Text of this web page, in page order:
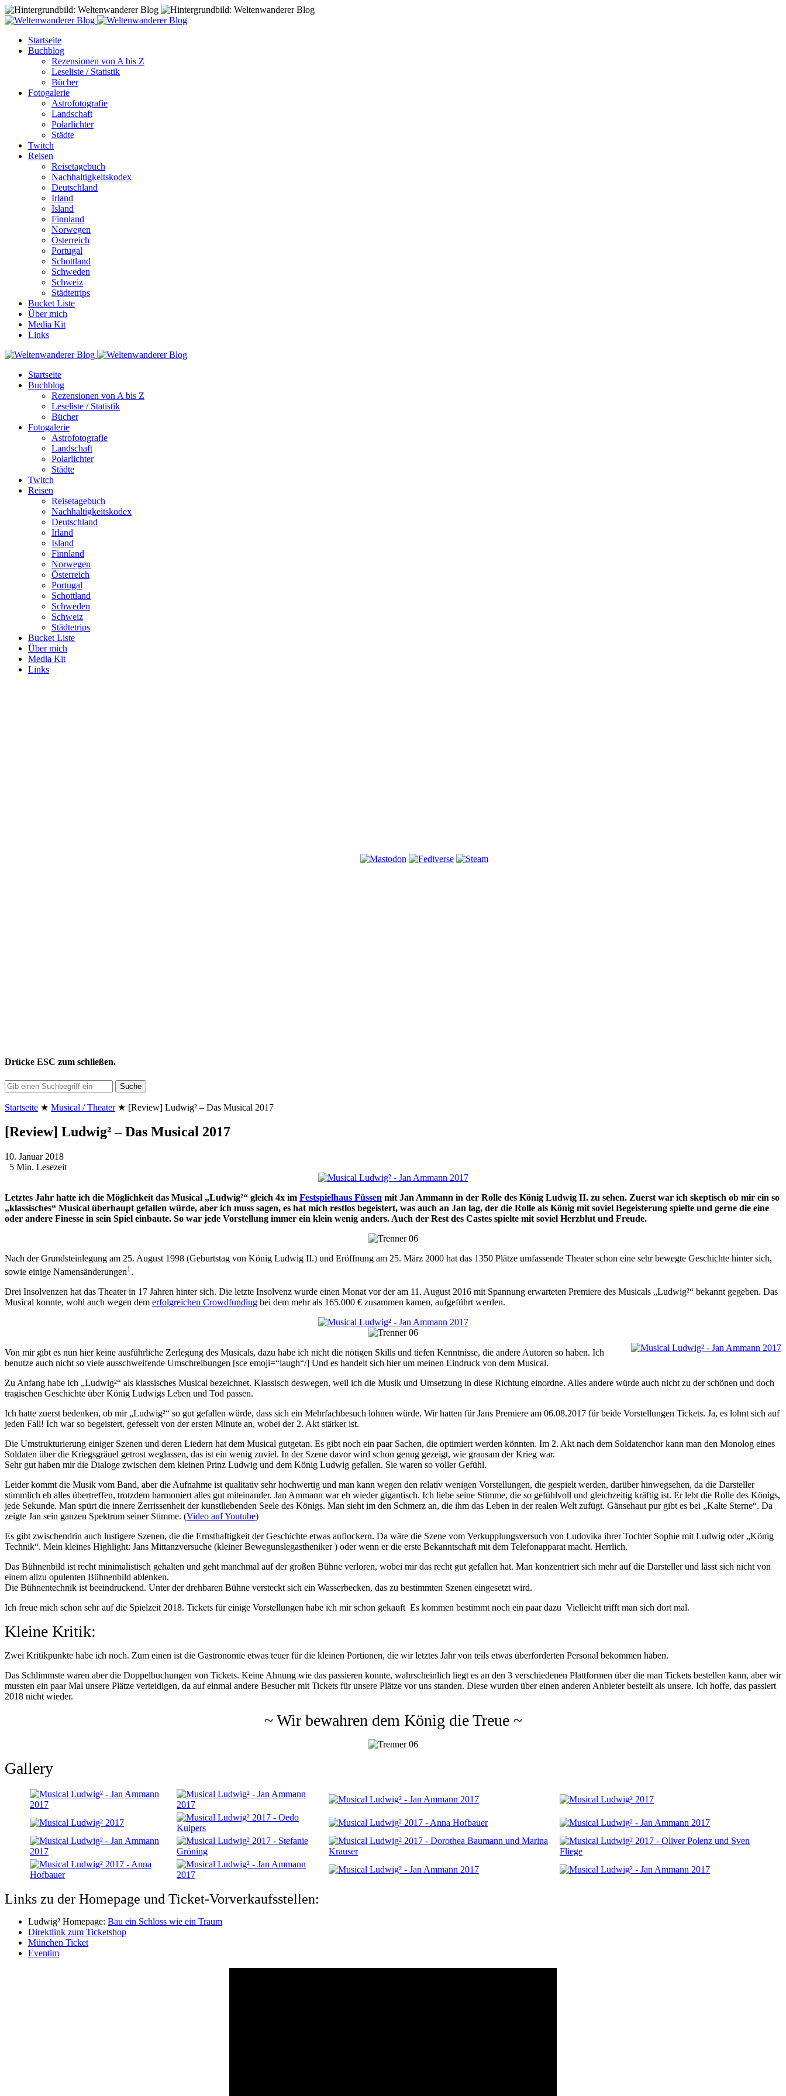
Startseite
Buchblog
Rezensionen von A bis Z
Leseliste / Statistik
Bücher
Fotogalerie
Astrofotografie
Landschaft
Polarlichter
Städte
Twitch
Reisen
Reisetagebuch
Nachhaltigkeitskodex
Deutschland
Irland
Island
Finnland
Norwegen
Österreich
Portugal
Schottland
Schweden
Schweiz
Städtetrips
Bucket Liste
Über mich
Media Kit
Links
Startseite
Buchblog
Rezensionen von A bis Z
Leseliste / Statistik
Bücher
Fotogalerie
Astrofotografie
Landschaft
Polarlichter
Städte
Twitch
Reisen
Reisetagebuch
Nachhaltigkeitskodex
Deutschland
Irland
Island
Finnland
Norwegen
Österreich
Portugal
Schottland
Schweden
Schweiz
Städtetrips
Bucket Liste
Über mich
Media Kit
Links
Drücke ESC zum schließen.
Suche
Startseite ★ Musical / Theater★ [Review] Ludwig² – Das Musical 2017
[Review] Ludwig² – Das Musical 2017
10. Januar 2018
5 Min. Lesezeit
Letztes Jahr hatte ich die Möglichkeit das Musical „Ludwig²“ gleich 4x im Festspielhaus Füssen mit Jan Ammann in der Rolle des König Ludwig II. zu sehen. Zuerst war ich skeptisch ob mir ein so
„klassisches“ Musical überhaupt gefallen würde, aber ich muss sagen, es hat mich restlos begeistert, was auch an Jan lag, der die Rolle als König mit soviel Begeisterung spielte und gerne die eine
oder andere Finesse in sein Spiel einbaute. So war jede Vorstellung immer ein klein wenig anders. Auch der Rest des Castes spielte mit soviel Herzblut und Freude.
Nach der Grundsteinlegung am 25. August 1998 (Geburtstag von König Ludwig II.) und Eröffnung am 25. März 2000 hat das 1350 Plätze umfassende Theater schon eine sehr bewegte Geschichte hinter sich,
sowie einige Namensänderungen1 .
Drei Insolvenzen hat das Theater in 17 Jahren hinter sich. Die letzte Insolvenz wurde einen Monat vor der am 11. August 2016 mit Spannung erwarteten Premiere des Musicals „Ludwig²“ bekannt gegeben. Das
Musical konnte, wohl auch wegen dem erfolgreichen Crowdfunding bei dem mehr als 165.000 € zusammen kamen, aufgeführt werden.
Von mir gibt es nun hier keine ausführliche Zerlegung des Musicals, dazu habe ich nicht die nötigen Skills und tiefen Kenntnisse, die andere Autoren so haben. Ich
benutze auch nicht so viele ausschweifende Umschreibungen [sce emoji=“laugh“/] Und es handelt sich hier um meinen Eindruck von dem Musical.
Zu Anfang habe ich „Ludwig²“ als klassisches Musical bezeichnet. Klassisch deswegen, weil ich die Musik und Umsetzung in diese Richtung einordne. Alles andere würde auch nicht zu der schönen und doch
tragischen Geschichte über König Ludwigs Leben und Tod passen.
Ich hatte zuerst bedenken, ob mir „Ludwig²“ so gut gefallen würde, dass sich ein Mehrfachbesuch lohnen würde. Wir hatten für Jans Premiere am 06.08.2017 für beide Vorstellungen Tickets. Ja, es lohnt sich auf
jeden Fall! Ich war so begeistert, gefesselt von der ersten Minute an, wobei der 2. Akt stärker ist.
Die Umstrukturierung einiger Szenen und deren Liedern hat dem Musical gutgetan. Es gibt noch ein paar Sachen, die optimiert werden könnten. Im 2. Akt nach dem Soldatenchor kann man den Monolog eines
Soldaten über die Kriegsgräuel getrost weglassen, das ist ein wenig zuviel. In der Szene davor wird schon genug gezeigt, wie grausam der Krieg war.
Sehr gut haben mir die Dialoge zwischen dem kleinen Prinz Ludwig und dem König Ludwig gefallen. Sie waren so voller Gefühl.
Leider kommt die Musik vom Band, aber die Aufnahme ist qualitativ sehr hochwertig und man kann wegen den relativ wenigen Vorstellungen, die gespielt werden, darüber hinwegsehen, da die Darsteller
stimmlich eh alles übertreffen, trotzdem harmoniert alles gut miteinander. Jan Ammann war eh wieder gigantisch. Ich liebe seine Stimme, die so gefühlvoll und gleichzeitig kräftig ist. Er lebt die Rolle des Königs,
jede Sekunde. Man spürt die innere Zerrissenheit der kunstliebenden Seele des Königs. Man sieht im den Schmerz an, die ihm das Leben in der realen Welt zufügt. Gänsehaut pur gibt es bei „Kalte Sterne“. Da
zeigte Jan sein ganzen Spektrum seiner Stimme. (Video auf Youtube)
Es gibt zwischendrin auch lustigere Szenen, die die Ernsthaftigkeit der Geschichte etwas auflockern. Da wäre die Szene vom Verkupplungsversuch von Ludovika ihrer Tochter Sophie mit Ludwig oder „König
Technik“. Mein kleines Highlight: Jans Mittanzversuche (kleiner Bewegunslegastheniker) oder wenn er die erste Bekanntschaft mit dem Telefonapparat macht. Herrlich.
Das Bühnenbild ist recht minimalistisch gehalten und geht manchmal auf der großen Bühne verloren, wobei mir das recht gut gefallen hat. Man konzentriert sich mehr auf die Darsteller und lässt sich nicht von
einem allzu opulenten Bühnenbild ablenken.
Die Bühnentechnik ist beeindruckend. Unter der drehbaren Bühne versteckt sich ein Wasserbecken, das zu bestimmten Szenen eingesetzt wird.
Ich freue mich schon sehr auf die Spielzeit 2018. Tickets für einige Vorstellungen habe ich mir schon gekauft Es kommen bestimmt noch ein paar dazu Vielleicht trifft man sich dort mal.
Kleine Kritik:
Zwei Kritikpunkte habe ich noch. Zum einen ist die Gastronomie etwas teuer für die kleinen Portionen, die wir letztes Jahr von teils etwas überforderten Personal bekommen haben.
Das Schlimmste waren aber die Doppelbuchungen von Tickets. Keine Ahnung wie das passieren konnte, wahrscheinlich liegt es an den 3 verschiedenen Plattformen über die man Tickets bestellen kann, aber wir
mussten ein paar Mal unsere Plätze verteidigen, da auf einmal andere Besucher mit Tickets für unsere Plätze vor uns standen. Diese wurden über einen anderen Anbieter bestellt als unsere. Ich hoffe, das passiert
2018 nicht wieder.
~ Wir bewahren dem König die Treue ~
Gallery
Links zu der Homepage und Ticket-Vorverkaufsstellen:
Ludwig² Homepage: Bau ein Schloss wie ein Traum
Direktlink zum Ticketshop
München Ticket
Eventim